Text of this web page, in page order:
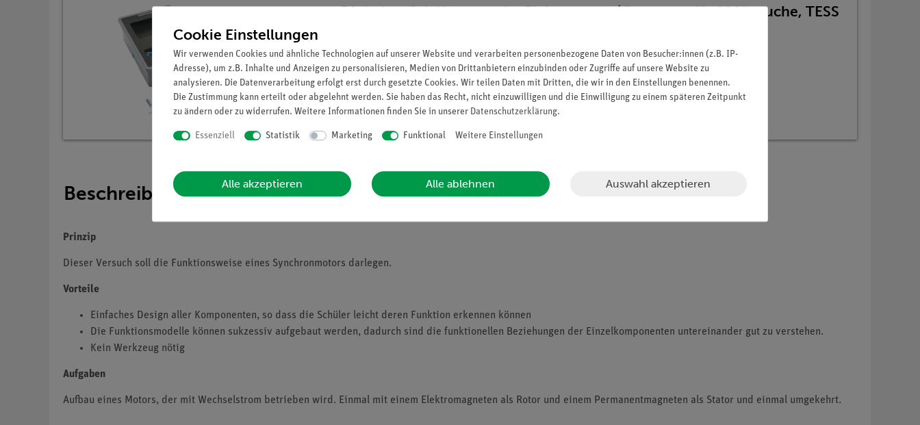
Digitalset Schülerversuche Elektromotor/Generator für 10 Versuche, TESS
Artikel-Nr.: 15221-88D | Typ: Set
Beschreibung
Prinzip
Dieser Versuch soll die Funktionsweise eines Synchronmotors darlegen.
Vorteile
Einfaches Design aller Komponenten, so dass die Schüler leicht deren Funktion erkennen können
Die Funktionsmodelle können sukzessiv aufgebaut werden, dadurch sind die funktionellen Beziehungen der Einzelkomponenten untereinander gut zu verstehen.
Kein Werkzeug nötig
Aufgaben
Aufbau eines Motors, der mit Wechselstrom betrieben wird. Einmal mit einem Elektromagneten als Rotor und einem Permanentmagneten als Stator und einmal umgekehrt.
Cookie Einstellungen
Wir verwenden Cookies und ähnliche Technologien auf unserer Website und verarbeiten personenbezogene Daten von Besucher:innen (z.B. IP-
Adresse), um z.B. Inhalte und Anzeigen zu personalisieren, Medien von Drittanbietern einzubinden oder Zugriffe auf unsere Website zu
analysieren. Die Datenverarbeitung erfolgt erst durch gesetzte Cookies. Wir teilen Daten mit Dritten, die wir in den Einstellungen benennen.
Die Zustimmung kann erteilt oder abgelehnt werden. Sie haben das Recht, nicht einzuwilligen und die Einwilligung zu einem späteren Zeitpunkt
zu ändern oder zu widerrufen. Weitere Informationen finden Sie in unserer Daten­schutz­erklärung.
Essenziell Statistik Marketing Funktional Weitere Einstellungen
Alle akzeptieren Alle ablehnen Auswahl akzeptieren